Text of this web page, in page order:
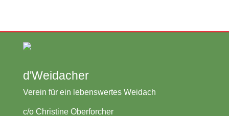
d'Weidacher
Verein für ein lebenswertes Weidach
c/o Christine Oberforcher